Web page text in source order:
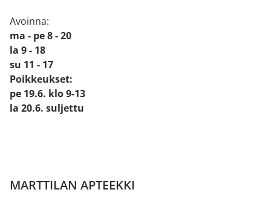
Avoinna:
ma - pe 8 - 20
la 9 - 18
su 11 - 17
Poikkeukset:
pe 19.6. klo 9-13
la 20.6. suljettu
MARTTILAN APTEEKKI